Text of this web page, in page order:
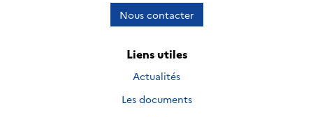
Nous contacter
Liens utiles
Actualités
Les documents